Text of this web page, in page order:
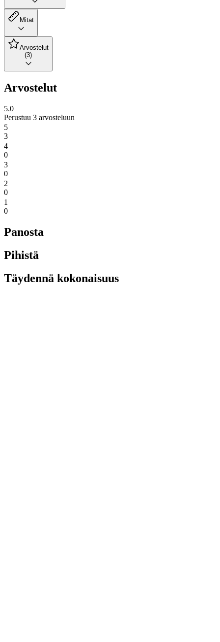
Mitat
Arvostelut
(3)
Arvostelut
5.0
Perustuu 3 arvosteluun
5
3
4
0
3
0
2
0
1
0
Panosta
Pihistä
Täydennä kokonaisuus